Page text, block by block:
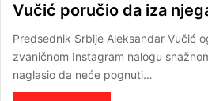
Vučić poručio da iza
Predsednik Srbije Aleksandar Vučić
zvaničnom Instagram nalogu
naglasio da neće pognuti…